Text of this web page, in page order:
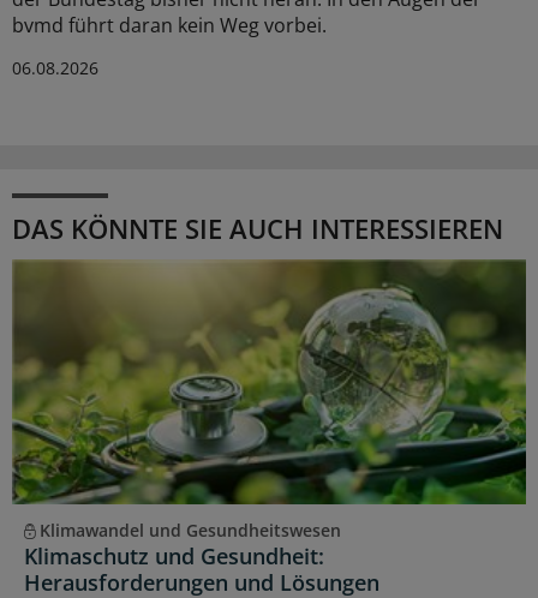
bvmd führt daran kein Weg vorbei.
06.08.2026
DAS KÖNNTE SIE AUCH INTERESSIEREN
Klimawandel und Gesundheitswesen
Klimaschutz und Gesundheit:
Herausforderungen und Lösungen